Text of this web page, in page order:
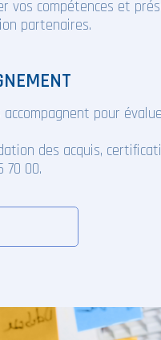
vos compétences et
partenaires.
accompagnent pour
des acquis,
70 00.